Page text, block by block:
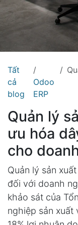
Tất
cả
blog
Odoo
ERP
Quản lý
ưu hóa
cho
Quản lý sản
đối với doanh
khảo sát của
nghiệp sản xuất